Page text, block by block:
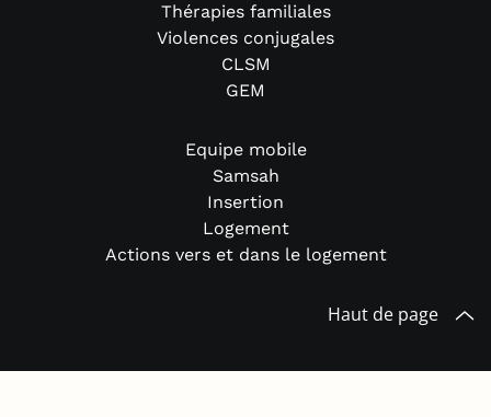
Thérapies familiales
Violences conjugales
CLSM
GEM
Equipe mobile
Samsah
Insertion
Logement
Actions vers et dans le logement
Haut de page